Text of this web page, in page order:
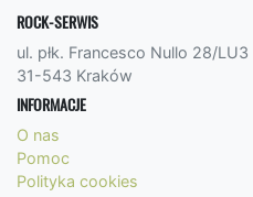
ROCK-SERWIS
ul. płk. Francesco Nullo 28/LU3
31-543 Kraków
INFORMACJE
O nas
Pomoc
Polityka cookies